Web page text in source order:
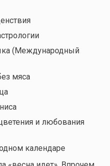
(Международный
мяса
и любования
календаре